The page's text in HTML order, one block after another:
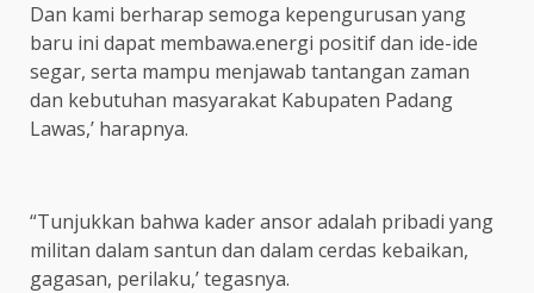
Dan kami berharap semoga kepengurusan yang
baru ini dapat membawa.energi positif dan ide-ide
segar, serta mampu menjawab tantangan zaman
dan kebutuhan masyarakat Kabupaten Padang
Lawas,’ harapnya.
“Tunjukkan bahwa kader ansor adalah pribadi yang
militan dalam santun dan dalam cerdas kebaikan,
gagasan, perilaku,’ tegasnya.